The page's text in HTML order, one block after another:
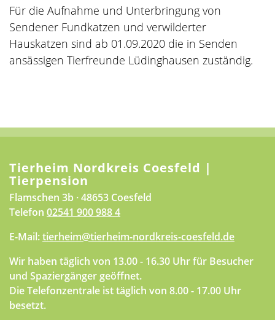
Für die Aufnahme und Unterbringung von
Sendener Fundkatzen und verwilderter
Hauskatzen sind ab 01.09.2020 die in Senden
ansässigen Tierfreunde Lüdinghausen zuständig.
Tierheim Nordkreis Coesfeld |
Tierpension
Flamschen 3b · 48653 Coesfeld
Telefon 02541 900 988 4
E-Mail:tierheim@tierheim-nordkreis-coesfeld.de
Wir haben täglich von 13.00 - 16.30 Uhr für Besucher
und Spaziergänger geöffnet.
Die Telefonzentrale ist täglich von 8.00 - 17.00 Uhr
besetzt.